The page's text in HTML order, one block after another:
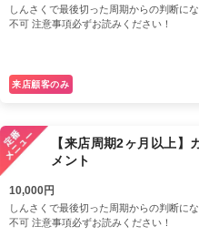
しんさくで最後切った周期からの判断に
不可 注意事項必ずお読みください！
来店顧客のみ
【来店周期2ヶ月以上
メント
10,000円
しんさくで最後切った周期からの判断に
不可 注意事項必ずお読みください！